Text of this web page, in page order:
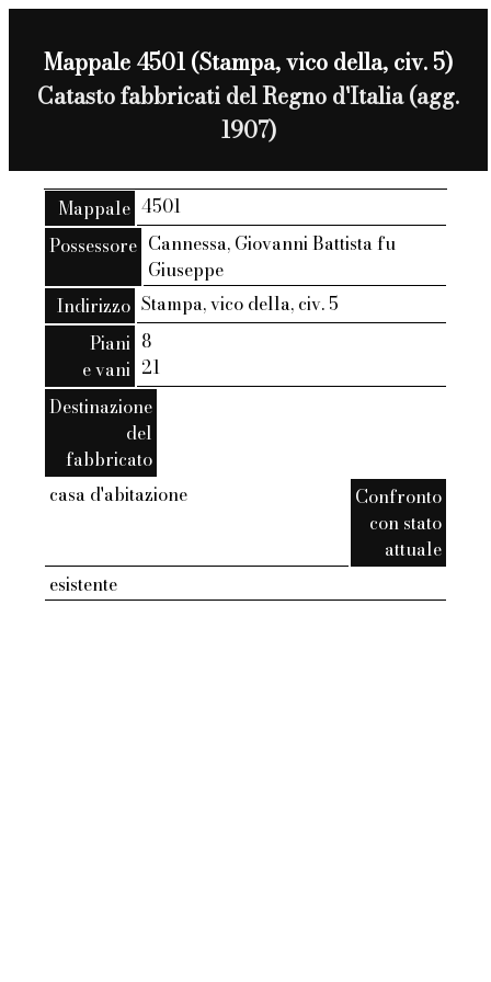
Mappale 4501 (Stampa, vico della, civ. 5)
Catasto fabbricati del Regno d'Italia (agg.
1907)
Mappale 4501
Possessore Cannessa, Giovanni Battista fu
Giuseppe
Indirizzo Stampa, vico della, civ. 5
Piani
e vani
8
21
Destinazione
del
fabbricato
casa d'abitazione
Confronto
con stato
attuale
esistente